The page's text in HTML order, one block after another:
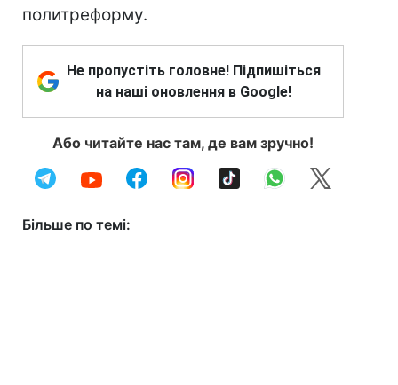
политреформу.
Не пропустіть головне! Підпишіться
на наші оновлення в Google!
Або читайте нас там, де вам зручно!
Більше по темі: